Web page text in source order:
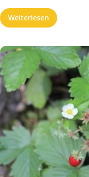
Weiterlesen